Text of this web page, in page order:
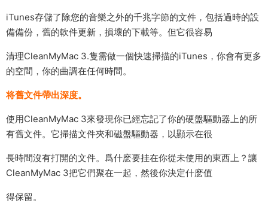
iTunes存儲了除您的音樂之外的千兆字節的文件，包括過時的設
備備份，舊的軟件更新，損壞的下載等。但它很容易
清理CleanMyMac 3.隻需做一個快速掃描的iTunes，你會有更多
的空間，你的曲調在任何時間。
将舊文件帶出深度。
使用CleanMyMac 3來發現你已經忘記了你的硬盤驅動器上的所
有舊文件。它掃描文件夾和磁盤驅動器，以顯示在很
長時間沒有打開的文件。爲什麽要挂在你從未使用的東西上？讓
CleanMyMac 3把它們聚在一起，然後你決定什麽值
得保留。